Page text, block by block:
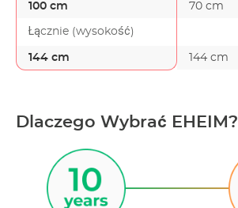
100 cm 70 cm
Łącznie (wysokość)
144 cm 144 cm
Dlaczego Wybrać EHEIM?